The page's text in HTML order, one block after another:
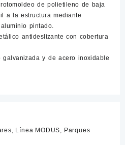
de polietileno de baja
a la estructura mediante
pintado.
antideslizante con cobertura
y de acero inoxidable
Línea MODUS
Parques